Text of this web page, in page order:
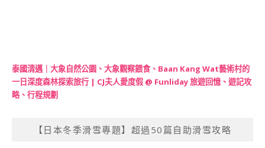
泰國清邁｜大象自然公園、大象觀察餵食、Baan Kang Wat藝術村的
一日深度森林探索旅行 | CJ夫人愛度假 @ Funliday 旅遊回憶、遊記攻
略、行程規劃
【日本冬季滑雪專題】超過50篇自助滑雪攻略